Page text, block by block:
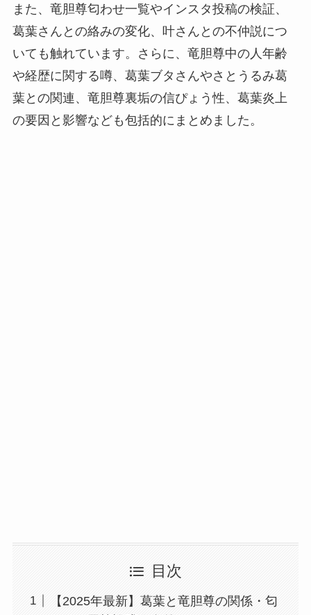
また、竜胆尊匂わせ一覧やインスタ投稿の検証、
葛葉さんとの絡みの変化、叶さんとの不仲説につ
いても触れています。さらに、竜胆尊中の人年齢
や経歴に関する噂、葛葉ブタさんやさとうるみ葛
葉との関連、竜胆尊裏垢の信ぴょう性、葛葉炎上
の要因と影響なども包括的にまとめました。
目次
【2025年最新】葛葉と竜胆尊の関係・匂